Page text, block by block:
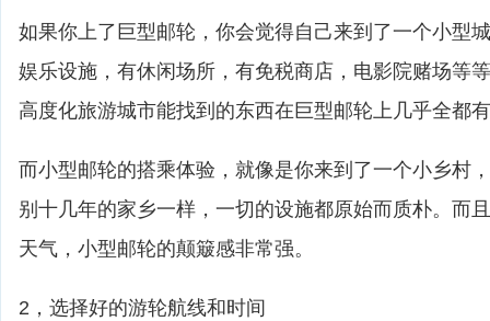
如果你上了巨型邮轮，你会觉得自己来到了一个小型
娱乐设施，有休闲场所，有免税商店，电影院赌场等
高度化旅游城市能找到的东西在巨型邮轮上几乎全都
而小型邮轮的搭乘体验，就像是你来到了一个小乡村
别十几年的家乡一样，一切的设施都原始而质朴。而
天气，小型邮轮的颠簸感非常强。
2，选择好的游轮航线和时间